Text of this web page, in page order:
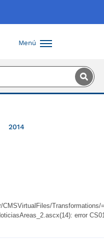
Menú
2014
Transformations/
error